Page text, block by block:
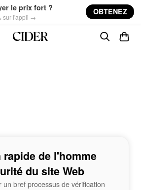
le prix fort ?
sur l'appli →
OBTENEZ
de l'homme
du site Web
un bref processus de vérification